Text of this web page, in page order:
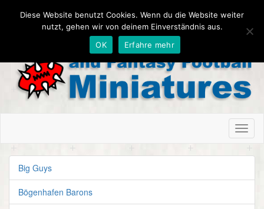
Big Guys
Bögenhafen Barons
Diese Website benutzt Cookies. Wenn du die Website weiter
nutzt, gehen wir von deinem Einverständnis aus.
OK
Erfahre mehr